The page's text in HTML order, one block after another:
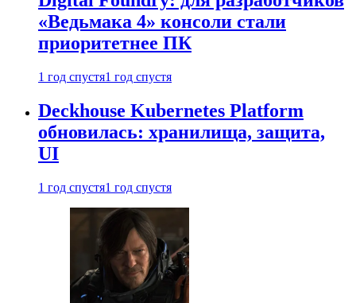
«Ведьмака 4» консоли стали
приоритетнее ПК
1 год спустя1 год спустя
Deckhouse Kubernetes Platform
обновилась: хранилища, защита,
UI
1 год спустя1 год спустя